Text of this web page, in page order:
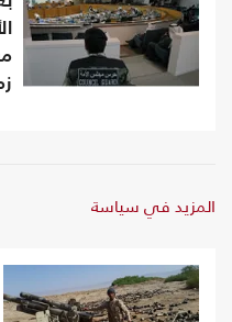
المزيد في سياسة